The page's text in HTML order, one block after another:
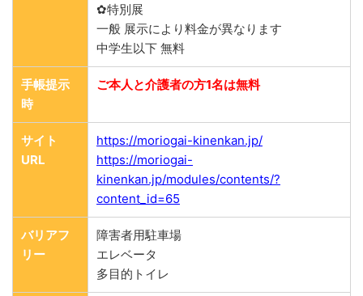
✿特別展
一般 展示により料金が異なります
中学生以下 無料
手帳提示
時
ご本人と介護者の方1名は無料
サイト
URL
https://moriogai-kinenkan.jp/
https://moriogai-
kinenkan.jp/modules/contents/?
content_id=65
バリアフ
リー
障害者用駐車場
エレベータ
多目的トイレ